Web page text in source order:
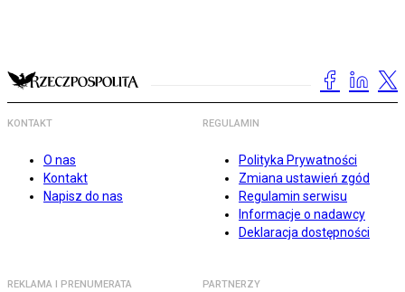
KONTAKT
O nas
Kontakt
Napisz do nas
REGULAMIN
Polityka Prywatności
Zmiana ustawień zgód
Regulamin serwisu
Informacje o nadawcy
Deklaracja dostępności
REKLAMA I PRENUMERATA PARTNERZY